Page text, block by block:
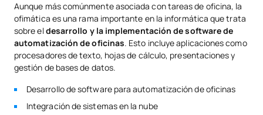
Aunque más comúnmente asociada con tareas de oficina, la
ofimática es una rama importante en la informática que trata
sobre eldesarrollo y la implementación de software de
automatización de oficinas. Esto incluye aplicaciones como
procesadores de texto, hojas de cálculo, presentaciones y
gestión de bases de datos.
Desarrollo de software para automatización de oficinas
Integración de sistemas en la nube